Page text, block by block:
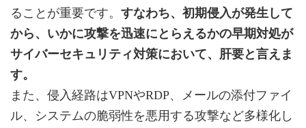
ることが重要です。 すなわち、初期侵入が発生して
から、いかに攻撃を迅速にとらえるかの早期対処が
サイバーセキュリティ対策において、肝要と言えま
す。
また、侵入経路はVPNやRDP、メールの添付ファイ
ル、システムの脆弱性を悪用する攻撃など多様化し